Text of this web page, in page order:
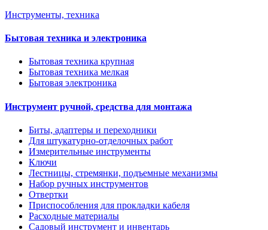
Инструменты, техника
Бытовая техника и электроника
Бытовая техника крупная
Бытовая техника мелкая
Бытовая электроника
Инструмент ручной, средства для монтажа
Биты, адаптеры и переходники
Для штукатурно-отделочных работ
Измерительные инструменты
Ключи
Лестницы, стремянки, подъемные механизмы
Набор ручных инструментов
Отвертки
Приспособления для прокладки кабеля
Расходные материалы
Садовый инструмент и инвентарь